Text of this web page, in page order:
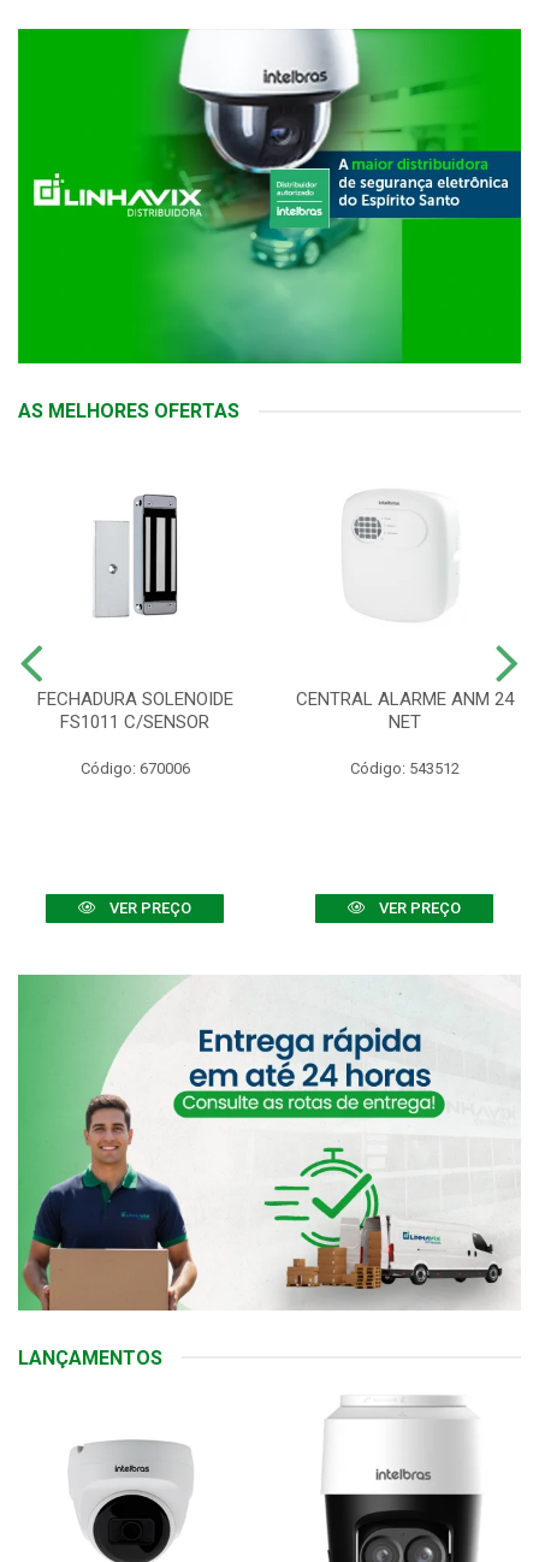
AS MELHORES OFERTAS
FECHADURA SOLENOIDE
FS1011 C/SENSOR
Código: 670006
VER PREÇO
CENTRAL ALARME ANM 24
NET
Código: 543512
VER PREÇO
LANÇAMENTOS